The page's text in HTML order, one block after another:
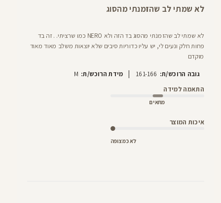
לא שמתי לב שהזמנתי מהסוג
לא שמתי לב שהזמנתי מהסוג בד הזה ולא NERO כמו שרציתי. . זה בד
פחות חלק ונעים לי, יש עליו כדוריות סיבים שלא יוצאות משלב מאוד מאוד
מוקדם
גובה הרוכש/ת: 161-166
| מידת הרוכש/ת: M
התאמה למידה
מתאים
איכות המוצר
לא כמצופה